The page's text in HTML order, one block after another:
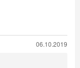
06.10.2019